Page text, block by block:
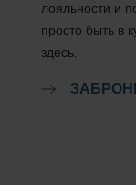
лояльности и
просто быть в
здесь.